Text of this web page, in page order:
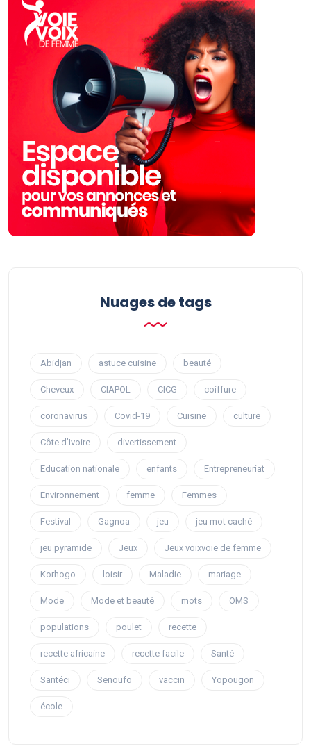
Nuages ​​de tags
Abidjan astuce cuisine beauté
Cheveux CIAPOL CICG coiffure
coronavirus Covid-19 Cuisine culture
Côte d’Ivoire divertissement
Education nationale enfants Entrepreneuriat
Environnement femme Femmes
Festival Gagnoa jeu jeu mot caché
jeu pyramide Jeux Jeux voixvoie de femme
Korhogo loisir Maladie mariage
Mode Mode et beauté mots OMS
populations poulet recette
recette africaine recette facile Santé
Santéci Senoufo vaccin Yopougon
école